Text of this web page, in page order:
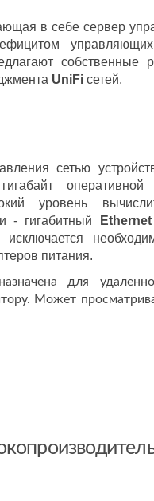
в себе сервер
собственные
UniFi сетей.
сетью
оперативной
уровень
- гигабитный
Ethernet
питания.
для
Может